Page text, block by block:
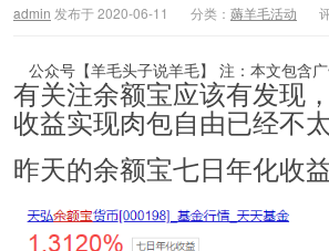
admin 发布于 2020-06-11 分类： 薅羊毛活动
公众号【羊毛头子说羊毛】 注：本文包含
有关注余额宝应该有发现
收益实现肉包自由已经不太
昨天的余额宝七日年化收